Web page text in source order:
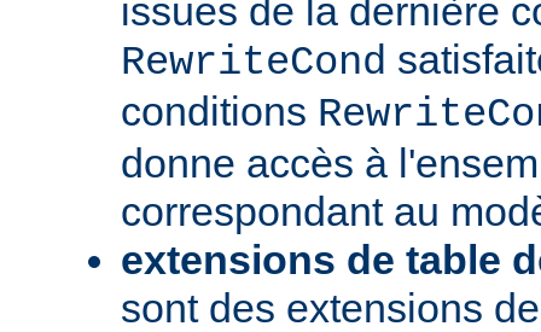
issues de la dernière
RewriteCond
conditions
donne accès à
correspondant au
extensions de table
sont des extensions